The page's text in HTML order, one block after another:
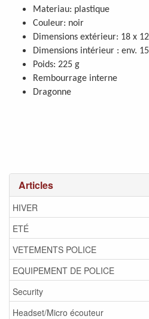
Articles
HIVER
ETÉ
VETEMENTS POLICE
EQUIPEMENT DE POLICE
Security
Headset/Micro écouteur
Materiau: plastique
Couleur: noir
Dimensions extérieur: 18 x
Dimensions intérieur : env.
Poids: 225 g
Rembourrage interne
Dragonne